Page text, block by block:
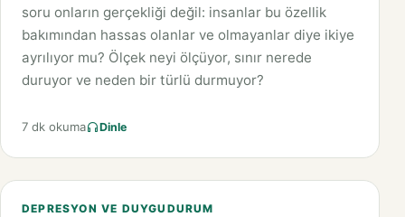
soru onların gerçekliği değil: insanlar bu özellik
bakımından hassas olanlar ve olmayanlar diye ikiye
ayrılıyor mu? Ölçek neyi ölçüyor, sınır nerede
duruyor ve neden bir türlü durmuyor?
7 dk okuma Dinle
DEPRESYON VE DUYGUDURUM